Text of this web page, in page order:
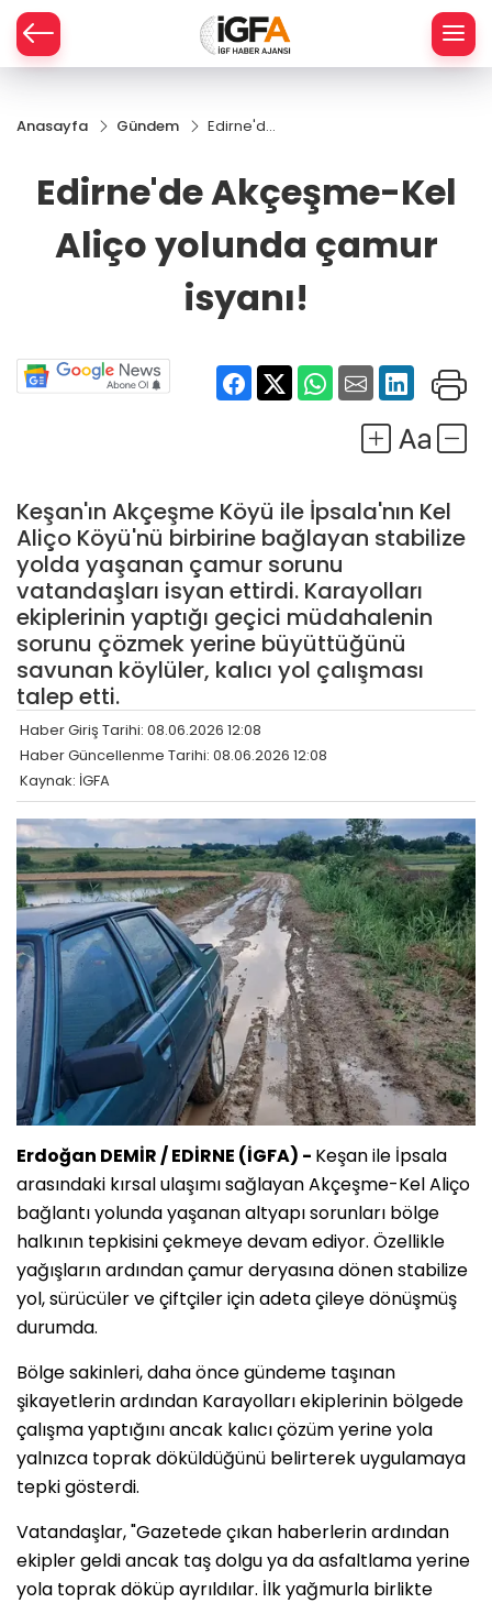
Anasayfa Gündem
Edirne'de
yolunda
isyanı!
Edirne'de Akçeşme-Kel
Aliço yolunda çamur
isyanı!
Keşan'ın Akçeşme Köyü ile İpsala'nın Kel
Aliço Köyü'nü birbirine bağlayan stabilize
yolda yaşanan çamur sorunu
vatandaşları isyan ettirdi. Karayolları
ekiplerinin yaptığı geçici müdahalenin
sorunu çözmek yerine büyüttüğünü
savunan köylüler, kalıcı yol çalışması
talep etti.
Haber Giriş Tarihi: 08.06.2026 12:08
Haber Güncellenme Tarihi: 08.06.2026 12:08
Kaynak: İGFA
Erdoğan DEMİR / EDİRNE (İGFA) - Keşan ile İpsala
arasındaki kırsal ulaşımı sağlayan Akçeşme-Kel Aliço
bağlantı yolunda yaşanan altyapı sorunları bölge
halkının tepkisini çekmeye devam ediyor. Özellikle
yağışların ardından çamur deryasına dönen stabilize
yol, sürücüler ve çiftçiler için adeta çileye dönüşmüş
durumda.
Bölge sakinleri, daha önce gündeme taşınan
şikayetlerin ardından Karayolları ekiplerinin bölgede
çalışma yaptığını ancak kalıcı çözüm yerine yola
yalnızca toprak döküldüğünü belirterek uygulamaya
tepki gösterdi.
Vatandaşlar, "Gazetede çıkan haberlerin ardından
ekipler geldi ancak taş dolgu ya da asfaltlama yerine
yola toprak döküp ayrıldılar. İlk yağmurla birlikte